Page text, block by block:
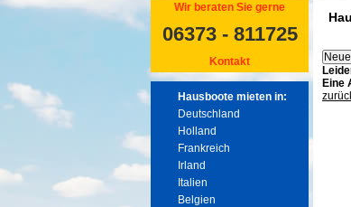
Wir beraten Sie gerne
06373 - 811725
Kontakt
Hausboote mieten in:
Deutschland
Holland
Frankreich
Irland
Italien
Belgien
Eine